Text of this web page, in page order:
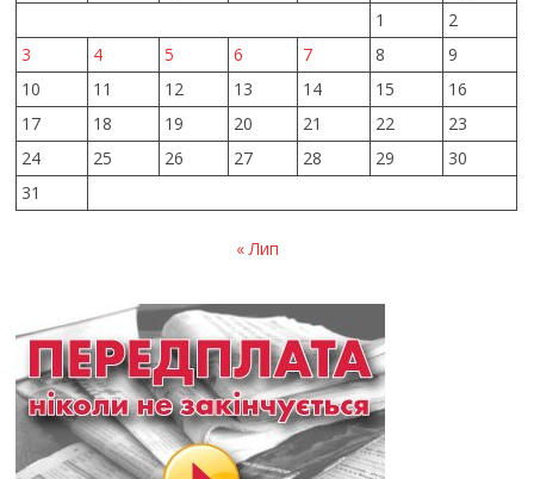
1
2
3
4 5 6 7 8
9
10
11 12 13 14 15
16
17
18 19 20 21 22
23
24
25 26 27 28 29
30
31
« Лип